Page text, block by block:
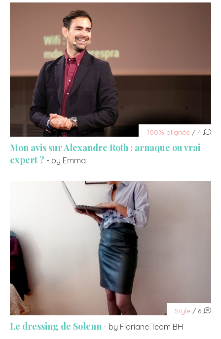
100% alignée / 4
Mon avis sur Alexandre Roth : arnaque ou vrai
expert ? - by Emma
Style / 6
Le dressing de Solenn - by Floriane Team BH